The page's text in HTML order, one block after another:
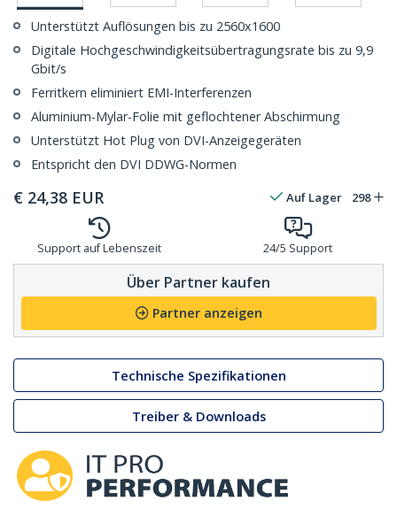
Unterstützt Auflösungen bis zu 2560x1600
Digitale Hochgeschwindigkeitsübertragungsrate bis zu 9,9
Gbit/s
Ferritkern eliminiert EMI-Interferenzen
Aluminium-Mylar-Folie mit geflochtener Abschirmung
Unterstützt Hot Plug von DVI-Anzeigegeräten
Entspricht den DVI DDWG-Normen
€ 24,38 EUR Auf Lager 298
Support auf Lebenszeit 24/5 Support
Über Partner kaufen
Partner anzeigen
Technische Spezifikationen
Treiber & Downloads